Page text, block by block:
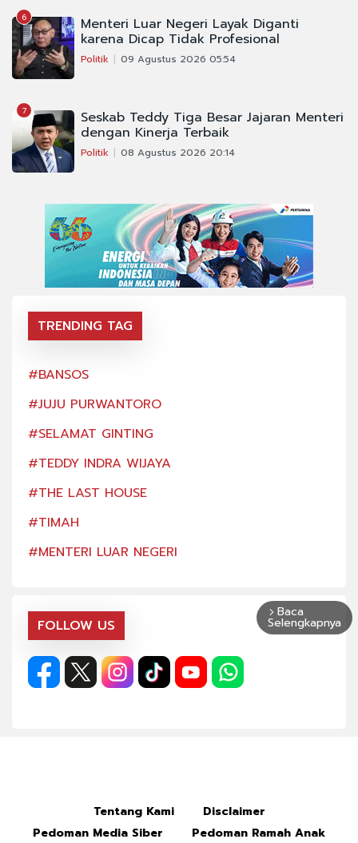
6 Menteri Luar Negeri Layak Diganti
karena Dicap Tidak Profesional
Politik 09 Agustus 2026 05:54
7 Seskab Teddy Tiga Besar Jajaran Menteri
dengan Kinerja Terbaik
Politik 08 Agustus 2026 20:14
TRENDING TAG
#BANSOS
#JUJU PURWANTORO
#SELAMAT GINTING
#TEDDY INDRA WIJAYA
#THE LAST HOUSE
#TIMAH
#MENTERI LUAR NEGERI
FOLLOW US
arrow_forward_ios Baca
Selengkapnya
Tentang Kami
Disclaimer
Pedoman Media Siber
Pedoman Ramah Anak